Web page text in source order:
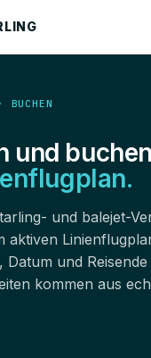
BUCHEN
und
und balejet-
aktiven
Datum und
kommen aus